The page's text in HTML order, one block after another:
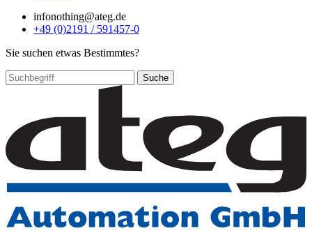
infonothing@ateg.de
+49 (0)2191 / 591457-0
Sie suchen etwas Bestimmtes?
Suche